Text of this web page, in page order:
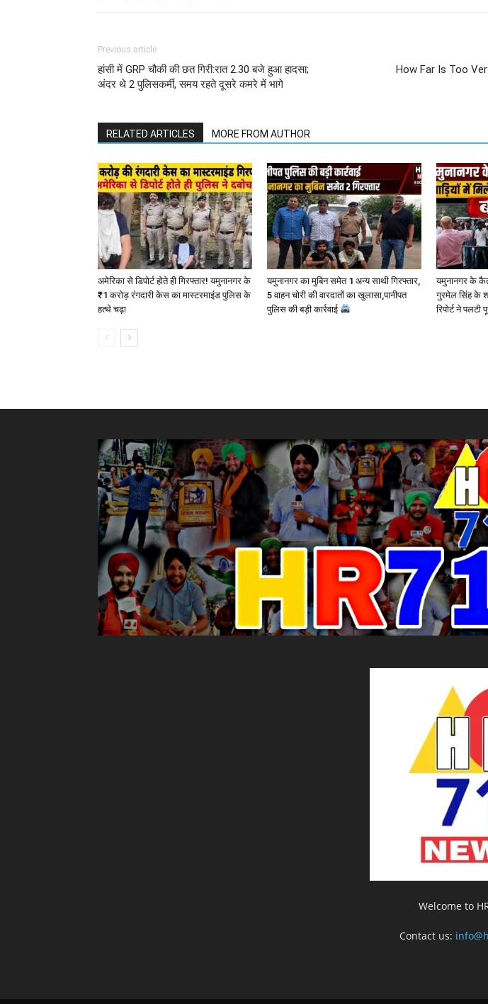
Previous article
हांसी में GRP चौकी की छत गिरी:रात 2.30 बजे हुआ हादसा;
अंदर थे 2 पुलिसकर्मी, समय रहते दूसरे कमरे में भागे
How Far Is Too
RELATED ARTICLES MORE FROM AUTHOR
अमेरिका से डिपोर्ट होते ही गिरफ्तार! यमुनानगर के
₹1 करोड़ रंगदारी केस का मास्टरमाइंड पुलिस के
हत्थे चढ़ा
यमुनानगर का मुबिन समेत 1 अन्य साथी गिरफ्तार,
5 वाहन चोरी की वारदातों का खुलासा,पानीपत
पुलिस की बड़ी कार्रवाई
यमुनानगर के
गुरमेल सिंह के
रिपोर्ट ने पलटी
Welcome to
Contact us: